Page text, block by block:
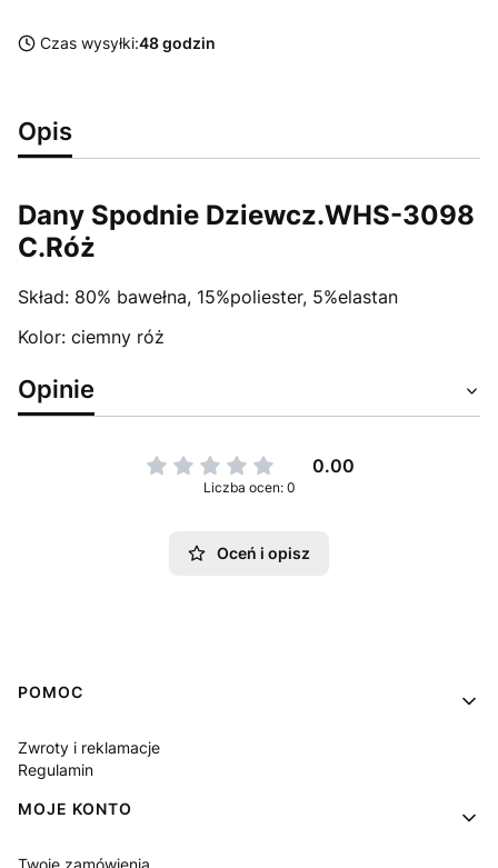
Czas wysyłki:48 godzin
Opis
Dany Spodnie Dziewcz.WHS-3098
C.Róż
Skład: 80% bawełna, 15%poliester, 5%elastan
Kolor: ciemny róż
Opinie
0.00
Liczba ocen: 0
Oceń i opisz
Linki w stopce
POMOC
Zwroty i reklamacje
Regulamin
MOJE KONTO